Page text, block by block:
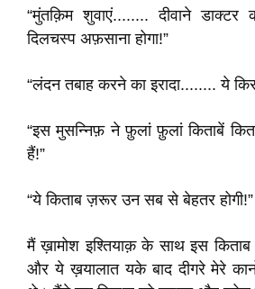
“मुंतक़िम शुवाएं........ दीवाने
दिलचस्प अफ़साना होगा!”
“लंदन तबाह करने का इरादा........ ये
“इस मुसन्निफ़ ने फ़ुलां फ़ुलां किताबें
हैं!”
“ये किताब ज़रूर उन सब से बेहतर होगी!”
मैं ख़ामोश इश्तियाक़ के साथ इस
और ये ख़यालात यके बाद दीगरे मेरे